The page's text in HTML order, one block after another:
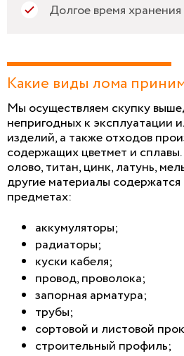
Долгое время
Какие виды лома
Мы осуществляем скупку
непригодных к эксплуатации
изделий, а также отходов
содержащих цветмет и
олово, титан, цинк, латунь,
другие материалы
предметах:
аккумуляторы;
радиаторы;
куски кабеля;
провод, проволока;
запорная арматура;
трубы;
сортовой и листовой
строительный профиль;